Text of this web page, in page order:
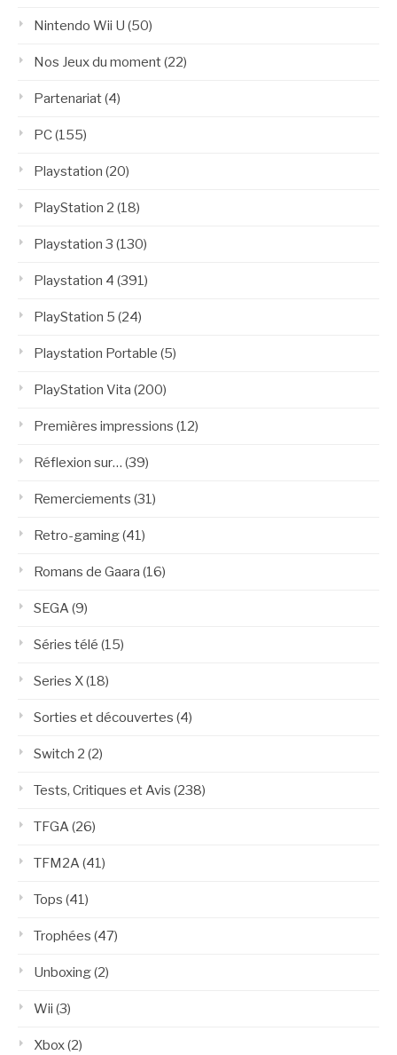
Nintendo Wii U (50)
Nos Jeux du moment(22)
Partenariat(4)
PC(155)
Playstation (20)
PlayStation 2 (18)
Playstation 3 (130)
Playstation 4 (391)
PlayStation 5 (24)
Playstation Portable (5)
PlayStation Vita (200)
Premières impressions (12)
Réflexion sur… (39)
Remerciements (31)
Retro-gaming(41)
Romans de Gaara (16)
SEGA(9)
Séries télé (15)
Series X(18)
Sorties et découvertes (4)
Switch 2 (2)
Tests, Critiques et Avis (238)
TFGA(26)
TFM2A(41)
Tops (41)
Trophées (47)
Unboxing(2)
Wii (3)
Xbox(2)